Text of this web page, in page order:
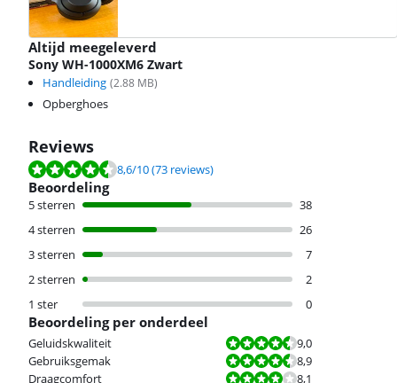
Altijd meegeleverd
Sony WH-1000XM6 Zwart
Handleiding (2.88 MB)
Opberghoes
Reviews
Beoordeling is 8,6 van de 10, gebaseerd op 73 reviews.
8,6/10(73 reviews)
Beoordeling
5 sterren
38
4 sterren
26
3 sterren
7
2 sterren
2
1 ster
0
Beoordeling per onderdeel
Geluidskwaliteit
Beoordeling is 9,0 van de 10.
9,0
Gebruiksgemak
Beoordeling is 8,9 van de 10.
8,9
Draagcomfort
Beoordeling is 8,1 van de 10.
8,1